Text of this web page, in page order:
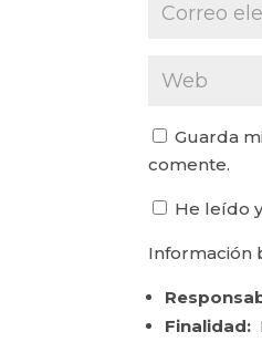
Guarda
comente.
He leído
Información
Finalidad: